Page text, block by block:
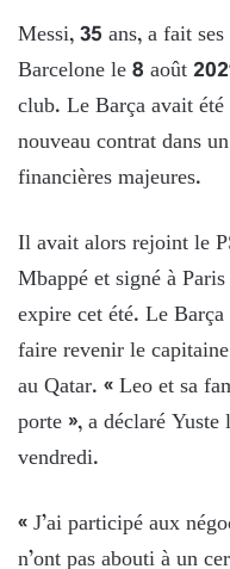
Messi, 35 ans, a fait
Barcelone le 8 août
club. Le Barça avait
nouveau contrat dans
financières majeures.
Il avait alors rejoint le
Mbappé et signé à
expire cet été. Le Barça
faire revenir le
au Qatar. « Leo et sa
porte », a déclaré Yuste
vendredi.
« J’ai participé aux
n’ont pas abouti à un